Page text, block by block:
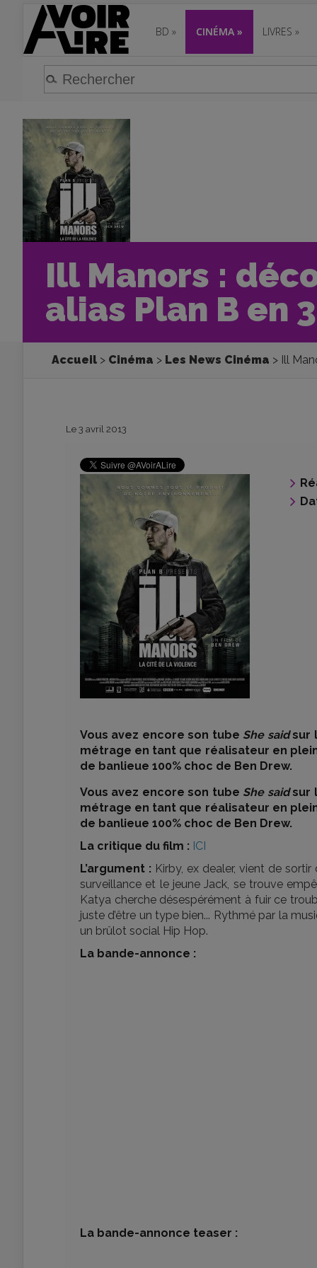
BD » CINÉMA » LIVRES »
Ill Manors :
alias Plan B en
Accueil Cinéma Les News Cinéma Ill
Le 3 avril 2013
Vous avez encore son tube She saidsur
métrage en tant que réalisateur en
de banlieue 100% choc de Ben Drew.
Vous avez encore son tube She saidsur
métrage en tant que réalisateur en
de banlieue 100% choc de Ben Drew.
La critique du film : ICI
L’argument : Kirby, ex dealer, vient de
surveillance et le jeune Jack, se trouve
Katya cherche désespérément à fuir ce
juste d’être un type bien... Rythmé par la
un brûlot social Hip Hop.
La bande-annonce :
La bande-annonce teaser :